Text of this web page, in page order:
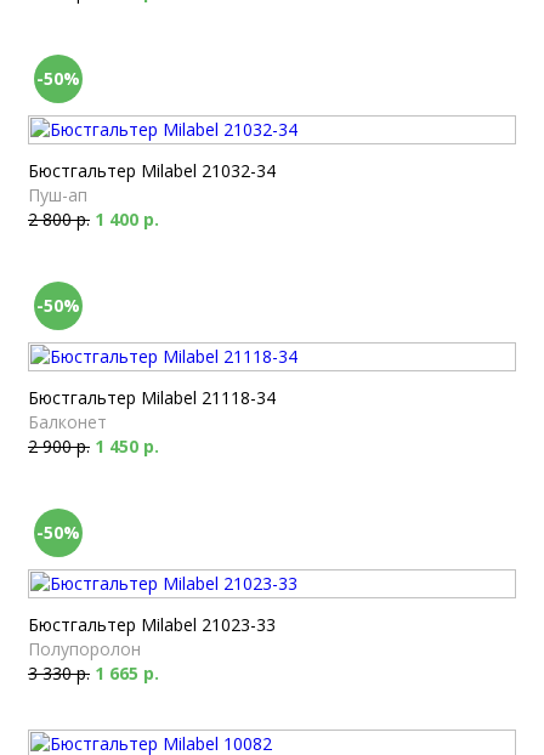
-50%
Бюстгальтер Milabel 21032-34
Пуш-ап
2 800 р. 1 400 р.
-50%
Бюстгальтер Milabel 21118-34
Балконет
2 900 р. 1 450 р.
-50%
Бюстгальтер Milabel 21023-33
Полупоролон
3 330 р. 1 665 р.